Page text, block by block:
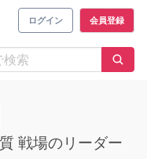
ログイン 会員登録
戦場のリーダー